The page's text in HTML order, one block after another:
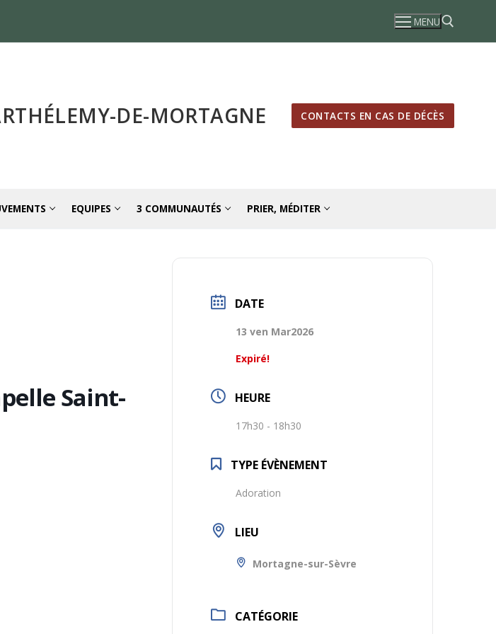
MENU
DE-MORTAGNE CONTACTS EN CAS DE DÉCÈS
EQUIPES 3 COMMUNAUTÉS PRIER, MÉDITER
Saint-
DATE
13 ven Mar2026
Expiré!
HEURE
17h30 - 18h30
TYPE ÉVÈNEMENT
Adoration
LIEU
Mortagne-sur-Sèvre
CATÉGORIE